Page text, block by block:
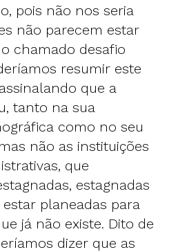
pois não nos seria
não parecem estar
chamado desafio
resumir este
que a
tanto na sua
como no seu
não as instituições
que
estagnadas
planeadas para
já não existe. Dito de
dizer que as